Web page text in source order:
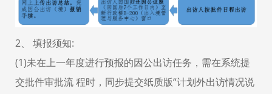
2、 填报须知:
(1)未在上一年度进行预报的因公出访任务，需在系统提
交批件审批流 程时，同步提交纸质版“计划外出访情况说